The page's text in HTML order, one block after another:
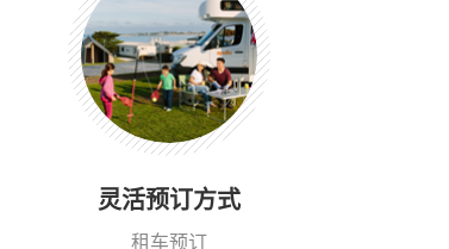
灵活预订方式
租车预订